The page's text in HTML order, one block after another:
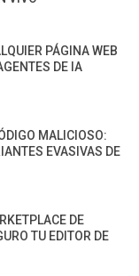
PÁGINA WEB
DE IA
MALICIOSO:
EVASIVAS DE
DE
TU EDITOR DE